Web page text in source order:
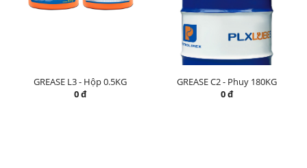
GREASE L3 - Hộp 0.5KG
0 đ
GREASE C2 - Phuy 180KG
0 đ